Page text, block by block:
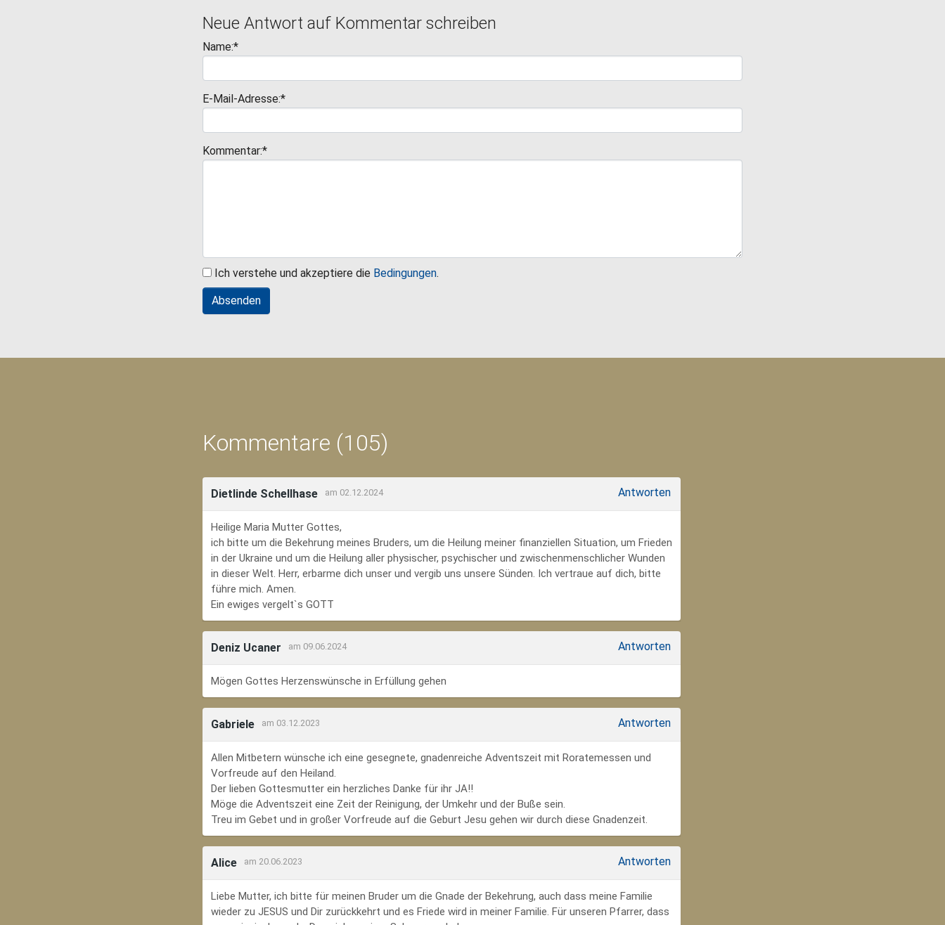
Neue Antwort auf Kommentar schreiben
Name:*
E-Mail-Adresse:*
Kommentar:*
Ich verstehe und akzeptiere die Bedingungen.
Kommentare (105)
Dietlinde Schellhase am 02.12.2024 Antworten
Heilige Maria Mutter Gottes,
ich bitte um die Bekehrung meines Bruders, um die Heilung meiner finanziellen Situation, um Frieden
in der Ukraine und um die Heilung aller physischer, psychischer und zwischenmenschlicher Wunden
in dieser Welt. Herr, erbarme dich unser und vergib uns unsere Sünden. Ich vertraue auf dich, bitte
führe mich. Amen.
Ein ewiges vergelt`s GOTT
Deniz Ucaner am 09.06.2024 Antworten
Mögen Gottes Herzenswünsche in Erfüllung gehen
Gabriele am 03.12.2023 Antworten
Allen Mitbetern wünsche ich eine gesegnete, gnadenreiche Adventszeit mit Roratemessen und
Vorfreude auf den Heiland.
Der lieben Gottesmutter ein herzliches Danke für ihr JA!!
Möge die Adventszeit eine Zeit der Reinigung, der Umkehr und der Buße sein.
Treu im Gebet und in großer Vorfreude auf die Geburt Jesu gehen wir durch diese Gnadenzeit.
Alice am 20.06.2023 Antworten
Liebe Mutter, ich bitte für meinen Bruder um die Gnade der Bekehrung, auch dass meine Familie
wieder zu JESUS und Dir zurückkehrt und es Friede wird in meiner Familie. Für unseren Pfarrer, dass